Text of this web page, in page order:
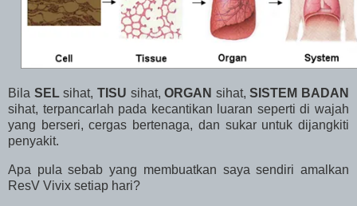
Bila SELsihat, TISU sihat,ORGAN sihat,SISTEM BADAN
sihat, terpancarlah pada kecantikan luaran seperti di wajah
yang berseri, cergas bertenaga, dan sukar untuk dijangkiti
penyakit.
Apa pula sebab yang membuatkan saya sendiri amalkan
ResV Vivix setiap hari?